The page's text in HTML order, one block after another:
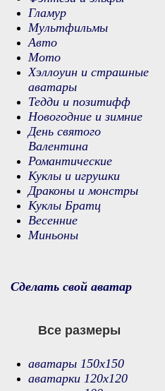
Гламур
Мультфильмы
Авто
Мото
Хэллоуин и страшные
аватары
Тедди и позитифф
Новогодние и зимние
День святого
Валентина
Романтические
Куклы и игрушки
Драконы и монстры
Куклы Братц
Весенние
Миньоны
Сделать свой аватар
Все размеры
аватары 150х150
аватарки 120х120